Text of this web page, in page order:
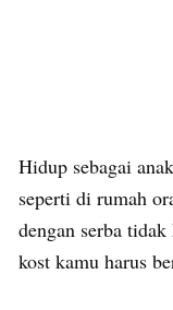
Hidup sebagai
seperti di rumah
dengan serba
kost kamu harus